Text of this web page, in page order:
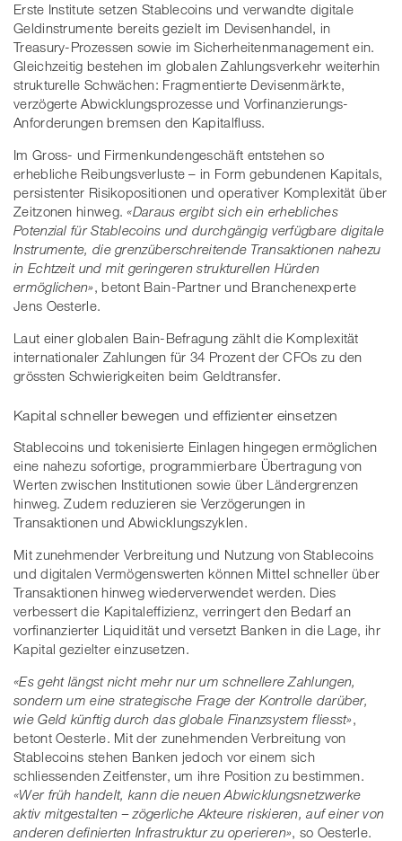
Erste Institute setzen Stablecoins und verwandte digitale
Geldinstrumente bereits gezielt im Devisenhandel, in
Treasury-Prozessen sowie im Sicherheitenmanagement ein.
Gleichzeitig bestehen im globalen Zahlungsverkehr weiterhin
strukturelle Schwächen: Fragmentierte Devisenmärkte,
verzögerte Abwicklungsprozesse und Vorfinanzierungs-
Anforderungen bremsen den Kapitalfluss.
Im Gross- und Firmenkundengeschäft entstehen so
erhebliche Reibungsverluste – in Form gebundenen Kapitals,
persistenter Risikopositionen und operativer Komplexität über
Zeitzonen hinweg.«Daraus ergibt sich ein erhebliches
Potenzial für Stablecoins und durchgängig verfügbare digitale
Instrumente, die grenzüberschreitende Transaktionen nahezu
in Echtzeit und mit geringeren strukturellen Hürden
ermöglichen», betont Bain-Partner und Branchenexperte
Jens Oesterle.
Laut einer globalen Bain-Befragung zählt die Komplexität
internationaler Zahlungen für 34 Prozent der CFOs zu den
grössten Schwierigkeiten beim Geldtransfer.
Kapital schneller bewegen und effizienter einsetzen
Stablecoins und tokenisierte Einlagen hingegen ermöglichen
eine nahezu sofortige, programmierbare Übertragung von
Werten zwischen Institutionen sowie über Ländergrenzen
hinweg. Zudem reduzieren sie Verzögerungen in
Transaktionen und Abwicklungszyklen.
Mit zunehmender Verbreitung und Nutzung von Stablecoins
und digitalen Vermögenswerten können Mittel schneller über
Transaktionen hinweg wiederverwendet werden. Dies
verbessert die Kapitaleffizienz, verringert den Bedarf an
vorfinanzierter Liquidität und versetzt Banken in die Lage, ihr
Kapital gezielter einzusetzen.
«Es geht längst nicht mehr nur um schnellere Zahlungen,
sondern um eine strategische Frage der Kontrolle darüber,
wie Geld künftig durch das globale Finanzsystem fliesst»,
betont Oesterle. Mit der zunehmenden Verbreitung von
Stablecoins stehen Banken jedoch vor einem sich
schliessenden Zeitfenster, um ihre Position zu bestimmen.
«Wer früh handelt, kann die neuen Abwicklungsnetzwerke
aktiv mitgestalten – zögerliche Akteure riskieren, auf einer von
anderen definierten Infrastruktur zu operieren», so Oesterle.